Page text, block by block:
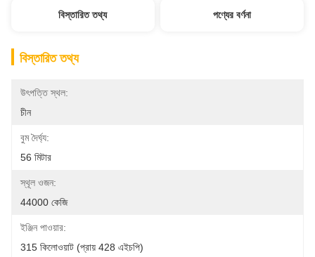
বিস্তারিত তথ্য পণ্যের বর্ণনা
বিস্তারিত তথ্য
উৎপত্তি স্থল:
চীন
বুম দৈর্ঘ্য:
56 মিটার
স্থূল ওজন:
44000 কেজি
ইঞ্জিন পাওয়ার:
315 কিলোওয়াট (প্রায় 428 এইচপি)